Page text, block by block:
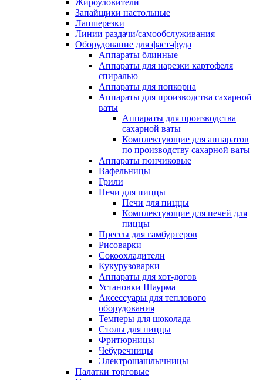
Жироуловители
Запайщики настольные
Лапшерезки
Линии раздачи/самообслуживания
Оборудование для фаст-фуда
Аппараты блинные
Аппараты для нарезки картофеля
спиралью
Аппараты для попкорна
Аппараты для производства сахарной
ваты
Аппараты для производства
сахарной ваты
Комплектующие для аппаратов
по производству сахарной ваты
Аппараты пончиковые
Вафельницы
Грили
Печи для пиццы
Печи для пиццы
Комплектующие для печей для
пиццы
Прессы для гамбургеров
Рисоварки
Сокоохладители
Кукурузоварки
Аппараты для хот-догов
Установки Шаурма
Аксессуары для теплового
оборудования
Темперы для шоколада
Столы для пиццы
Фритюрницы
Чебуречницы
Электрошашлычницы
Палатки торговые